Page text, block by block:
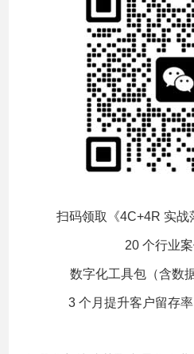
扫码领取《4C+4R 实战
20 个行业
数字化工具包（含数
3 个月提升客户留存